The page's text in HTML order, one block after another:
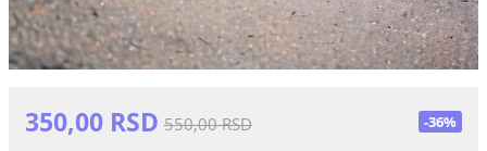
350,00 RSD 550,00 RSD -36%